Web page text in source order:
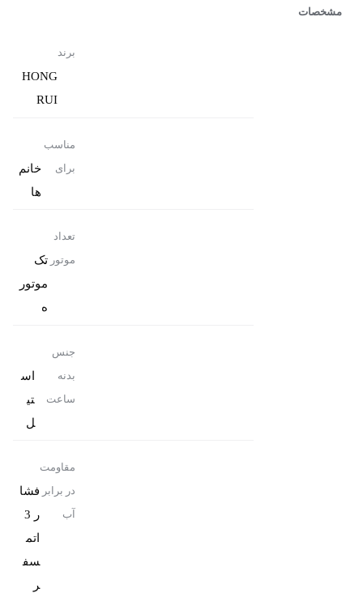
مشخصات
برند
HONG
RUI
مناسب
برای
خانم
ها
تعداد
موتور تک
موتور
ه
جنس
بدنه
ساعت
اس
تی
ل
مقاومت
در برابر
آب
فشا
ر 3
اتم
سف
ر